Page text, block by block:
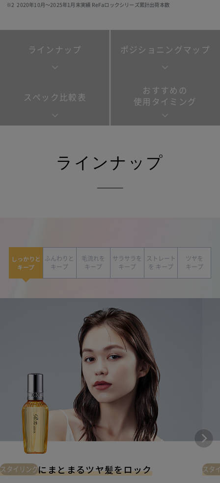
※2 2020年10月〜2025年1月末実績 ReFaロックシリーズ累計出荷本数
ラインナップ ポジショニングマップ
スペック比較表
おすすめの
使用タイミング
ラインナップ
しっかりと
キープ
ふんわりと
キープ
毛流れを
キープ
サラサラを
キープ
ストレート
を キープ
ツヤを
キープ
スタイリング
しなやかにまとまるツヤ髪をロック スタ
し